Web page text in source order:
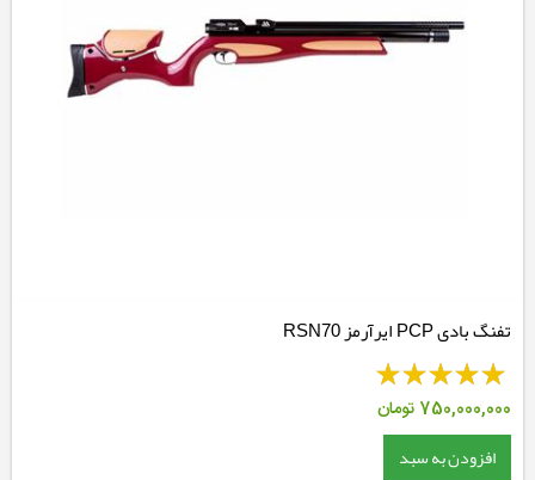
تفنگ بادی PCP ایرآرمز RSN70
750,000,000 تومان
افزودن به سبد